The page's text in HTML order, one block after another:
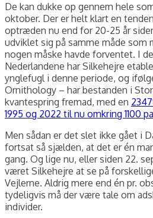
De kan dukke op gennem hele
oktober. Der er helt klart en
optræden nu end for 20-25 år
udviklet sig på samme måde som
nogen måske havde forventet. I
Nederlandene har Silkehejre
ynglefugl i denne periode, og
Ornithology – har bestanden i
kvantespring fremad, med en
1995 og 2022 til nu omkring 1100
Men sådan er det slet ikke gået i
fortsat så sjælden, at det er én
gang. Og lige nu, eller siden 22.
været Silkehejre at se på
Vejlerne. Aldrig mere end én pr.
tydeligvis må der være tale om
individer.